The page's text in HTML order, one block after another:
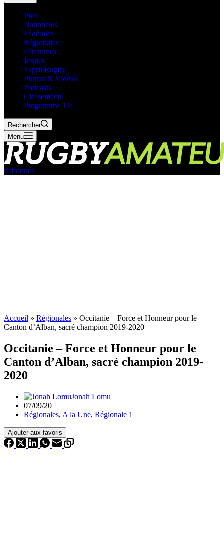
Pros
Nationales
Fédérales
Régionales
Féminines
Jeunes
Esprit Rugby
Photos & Vidéos
Podcasts
Classements
Programme TV
Rechercher
Menu
s'abonner
Accueil » Régionales » Occitanie – Force et Honneur pour le
Canton d’Alban, sacré champion 2019-2020
Occitanie – Force et Honneur pour le
Canton d’Alban, sacré champion 2019-
2020
Jonah Lomu
07/09/20
Régionales, A la Une, Régionale 1
Ajouter aux favoris